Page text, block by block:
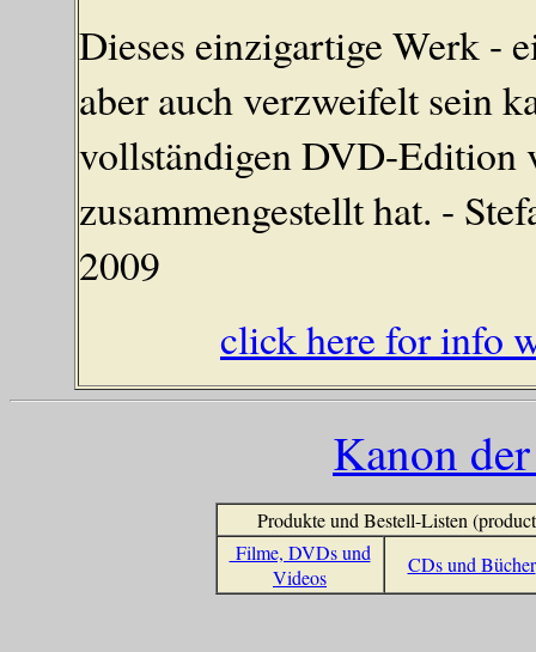
Dieses einzigartige Werk -
aber auch verzweifelt sein
vollständigen DVD-Edition
zusammengestellt hat. -
2009
click here for info
Kanon
Produkte und Bestell-Listen
Filme, DVDs und
Videos
CDs und Bücher